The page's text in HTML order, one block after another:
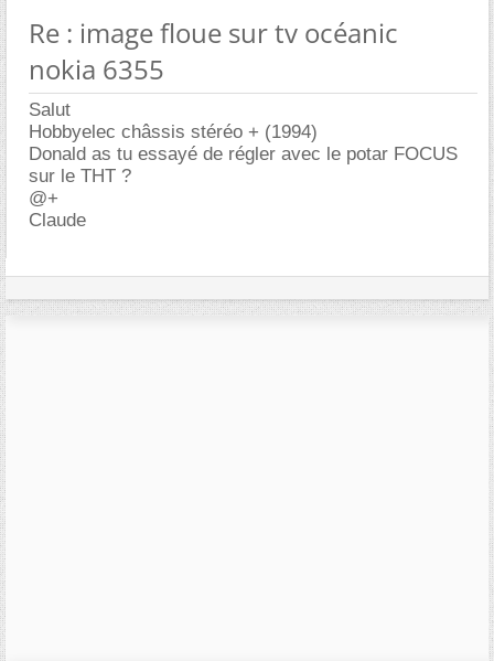
Re : image floue sur tv océanic
nokia 6355
Salut
Hobbyelec châssis stéréo + (1994)
Donald as tu essayé de régler avec le potar FOCUS
sur le THT ?
@+
Claude